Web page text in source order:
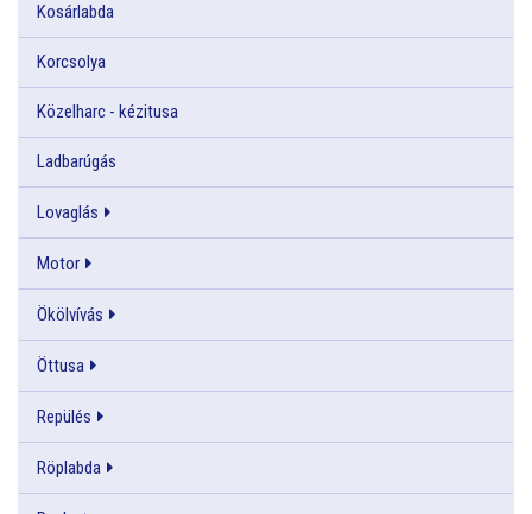
Kosárlabda
Korcsolya
Közelharc - kézitusa
Ladbarúgás
Lovaglás
Motor
Ökölvívás
Öttusa
Repülés
Röplabda